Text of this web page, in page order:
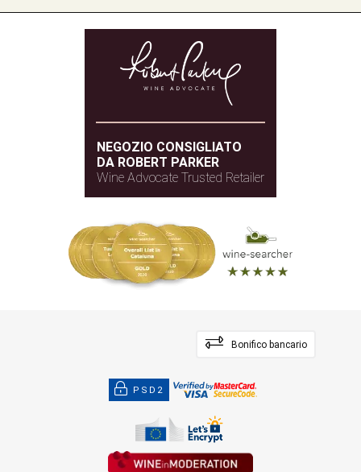
NEGOZIO CONSIGLIATO
DA ROBERT PARKER
Wine Advocate Trusted Retailer
Bonifico bancario
PSD2